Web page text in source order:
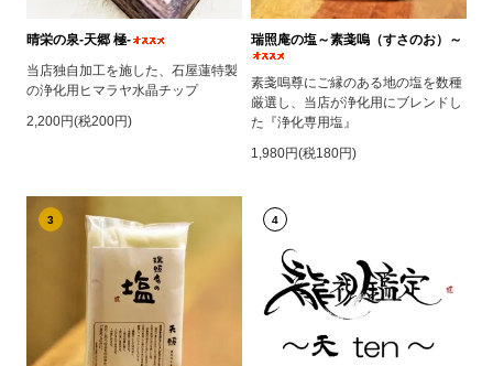
晴栄の泉‐天郷 極‐
当店独自加工を施した、石屋蓮特製
の浄化用ヒマラヤ水晶チップ
2,200円(税200円)
瑞照庵の塩～素戔嗚（すさのお）～
素戔嗚尊にご縁のある地の塩を数種
厳選し、当店が浄化用にブレンドし
た『浄化専用塩』
1,980円(税180円)
3 4